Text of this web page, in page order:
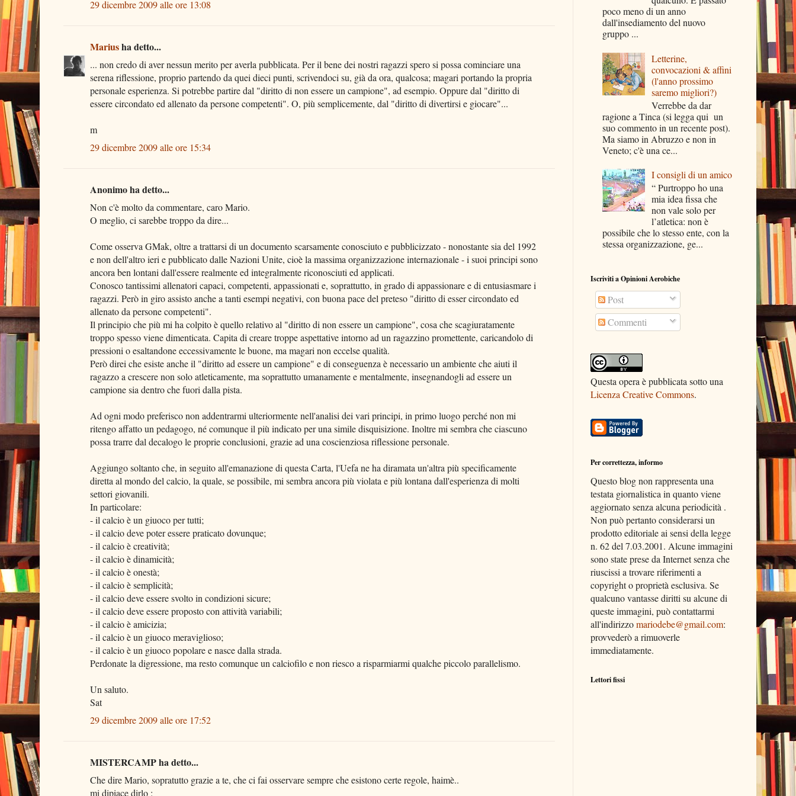
29 dicembre 2009 alle ore 13:08
Mariusha detto...
... non credo di aver nessun merito per averla pubblicata. Per il bene dei nostri ragazzi spero si possa cominciare una
serena riflessione, proprio partendo da quei dieci punti, scrivendoci su, già da ora, qualcosa; magari portando la propria
personale esperienza. Si potrebbe partire dal "diritto di non essere un campione", ad esempio. Oppure dal "diritto di
essere circondato ed allenato da persone competenti". O, più semplicemente, dal "diritto di divertirsi e giocare"...
m
29 dicembre 2009 alle ore 15:34
Anonimo ha detto...
Non c'è molto da commentare, caro Mario.
O meglio, ci sarebbe troppo da dire...
Come osserva GMak, oltre a trattarsi di un documento scarsamente conosciuto e pubblicizzato - nonostante sia del 1992
e non dell'altro ieri e pubblicato dalle Nazioni Unite, cioè la massima organizzazione internazionale - i suoi principi sono
ancora ben lontani dall'essere realmente ed integralmente riconosciuti ed applicati.
Conosco tantissimi allenatori capaci, competenti, appassionati e, soprattutto, in grado di appassionare e di entusiasmare i
ragazzi. Però in giro assisto anche a tanti esempi negativi, con buona pace del preteso "diritto di esser circondato ed
allenato da persone competenti".
Il principio che più mi ha colpito è quello relativo al "diritto di non essere un campione", cosa che scagiuratamente
troppo spesso viene dimenticata. Capita di creare troppe aspettative intorno ad un ragazzino promettente, caricandolo di
pressioni o esaltandone eccessivamente le buone, ma magari non eccelse qualità.
Però direi che esiste anche il "diritto ad essere un campione" e di conseguenza è necessario un ambiente che aiuti il
ragazzo a crescere non solo atleticamente, ma soprattutto umanamente e mentalmente, insegnandogli ad essere un
campione sia dentro che fuori dalla pista.
Ad ogni modo preferisco non addentrarmi ulteriormente nell'analisi dei vari principi, in primo luogo perché non mi
ritengo affatto un pedagogo, né comunque il più indicato per una simile disquisizione. Inoltre mi sembra che ciascuno
possa trarre dal decalogo le proprie conclusioni, grazie ad una coscienziosa riflessione personale.
Aggiungo soltanto che, in seguito all'emanazione di questa Carta, l'Uefa ne ha diramata un'altra più specificamente
diretta al mondo del calcio, la quale, se possibile, mi sembra ancora più violata e più lontana dall'esperienza di molti
settori giovanili.
In particolare:
- il calcio è un giuoco per tutti;
- il calcio deve poter essere praticato dovunque;
- il calcio è creatività;
- il calcio è dinamicità;
- il calcio è onestà;
- il calcio è semplicità;
- il calcio deve essere svolto in condizioni sicure;
- il calcio deve essere proposto con attività variabili;
- il calcio è amicizia;
- il calcio è un giuoco meraviglioso;
- il calcio è un giuoco popolare e nasce dalla strada.
Perdonate la digressione, ma resto comunque un calciofilo e non riesco a risparmiarmi qualche piccolo parallelismo.
Un saluto.
Sat
29 dicembre 2009 alle ore 17:52
MISTERCAMP ha detto...
Che dire Mario, sopratutto grazie a te, che ci fai osservare sempre che esistono certe regole, haimè..
mi dipiace dirlo :
poco meno di un anno
dall'insediamento del nuovo
gruppo ...
Letterine,
convocazioni & affini
(l'anno prossimo
saremo migliori?)
Verrebbe da dar
ragione a Tinca (si legga qui un
suo commento in un recente post).
Ma siamo in Abruzzo e non in
Veneto; c'è una ce...
I consigli di un amico
“ Purtroppo ho una
mia idea fissa che
non vale solo per
l’atletica: non è
possibile che lo stesso ente, con la
stessa organizzazione, ge...
Iscriviti a Opinioni Aerobiche
Post
Commenti
Questa opera è pubblicata sotto una
Licenza Creative Commons.
Per correttezza, informo
Questo blog non rappresenta una
testata giornalistica in quanto viene
aggiornato senza alcuna periodicità .
Non può pertanto considerarsi un
prodotto editoriale ai sensi della legge
n. 62 del 7.03.2001. Alcune immagini
sono state prese da Internet senza che
riuscissi a trovare riferimenti a
copyright o proprietà esclusiva. Se
qualcuno vantasse diritti su alcune di
queste immagini, può contattarmi
all'indirizzomariodebe@gmail.com:
provvederò a rimuoverle
immediatamente.
Lettori fissi